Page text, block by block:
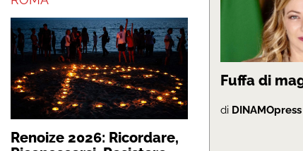
Renoize 2026: Ricordare,
Fuffa di
di DINAMOpress